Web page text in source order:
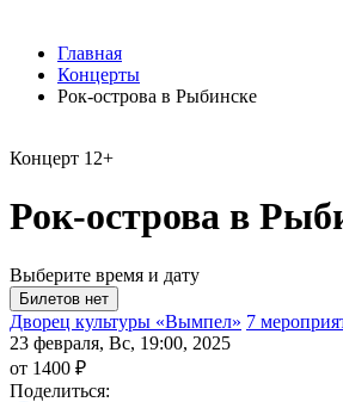
Главная
Концерты
Рок-острова в Рыбинске
Концерт 12+
Рок-острова в
Выберите время и дату
Дворец культуры «Вымпел» 7
23 февраля, Вс, 19:00, 2025
от 1400 ₽
Поделиться: